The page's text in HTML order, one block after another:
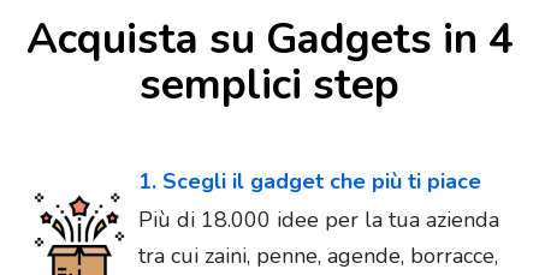
Acquista su Gadgets in 4
semplici step
1. Scegli il gadget che più ti piace
Più di 18.000 idee per la tua azienda
tra cui zaini, penne, agende, borracce,